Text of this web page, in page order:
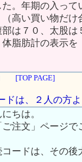
た。年期の入っ
高い買い物だけ
は７０、太股は
脂肪計の表示を
[TOP PAGE]
ドは、２人の方
ちは。
注文」ページ
ードは、その